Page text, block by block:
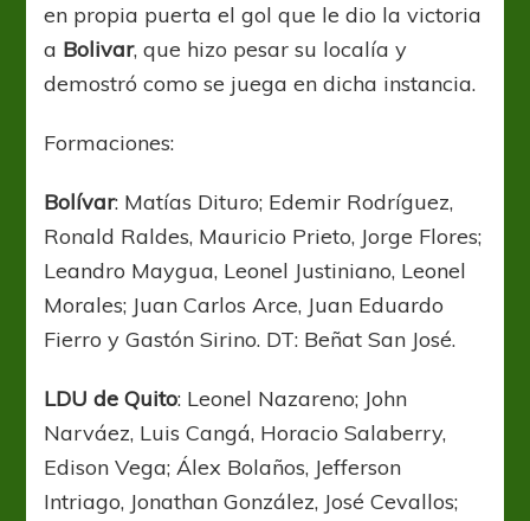
en propia puerta el gol que le dio la victoria
a Bolivar, que hizo pesar su localía y
demostró como se juega en dicha instancia.
Formaciones:
Bolívar: Matías Dituro; Edemir Rodríguez,
Ronald Raldes, Mauricio Prieto, Jorge Flores;
Leandro Maygua, Leonel Justiniano, Leonel
Morales; Juan Carlos Arce, Juan Eduardo
Fierro y Gastón Sirino. DT: Beñat San José.
LDU de Quito: Leonel Nazareno; John
Narváez, Luis Cangá, Horacio Salaberry,
Edison Vega; Álex Bolaños, Jefferson
Intriago, Jonathan González, José Cevallos;